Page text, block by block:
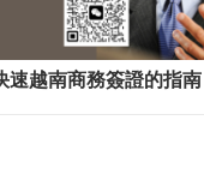
速越南商務簽證的指南